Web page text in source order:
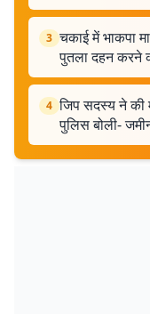
3 चकाई में भाकपा
पुतला दहन करने
4 जिप सदस्य ने की
पुलिस बोली-